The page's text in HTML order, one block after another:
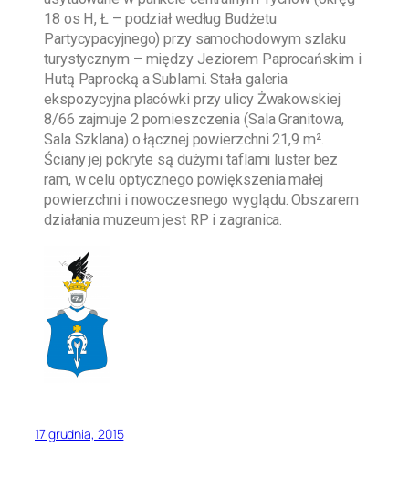
18 os H, Ł – podział według Budżetu
Partycypacyjnego) przy samochodowym szlaku
turystycznym – między Jeziorem Paprocańskim i
Hutą Paprocką a Sublami. Stała galeria
ekspozycyjna placówki przy ulicy Żwakowskiej
8/66 zajmuje 2 pomieszczenia (Sala Granitowa,
Sala Szklana) o łącznej powierzchni 21,9 m².
Ściany jej pokryte są dużymi taflami luster bez
ram, w celu optycznego powiększenia małej
powierzchni i nowoczesnego wyglądu. Obszarem
działania muzeum jest RP i zagranica.
17 grudnia, 2015